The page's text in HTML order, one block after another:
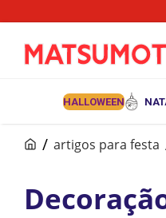
HALLOWEEN
artigos para festa